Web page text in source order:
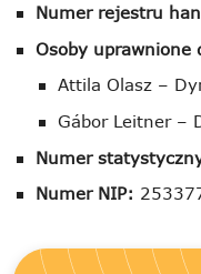
Numer rejestru
Osoby uprawnione
Attila Olasz –
Gábor Leitner –
Numer
Numer NIP: